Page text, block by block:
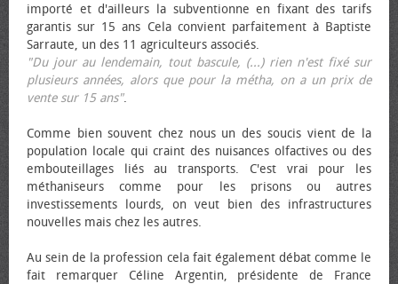
importé et d'ailleurs la subventionne en fixant des tarifs
garantis sur 15 ans Cela convient parfaitement à Baptiste
Sarraute, un des 11 agriculteurs associés.
"Du jour au lendemain, tout bascule, (...) rien n'est fixé sur
plusieurs années, alors que pour la métha, on a un prix de
vente sur 15 ans".
Comme bien souvent chez nous un des soucis vient de la
population locale qui craint des nuisances olfactives ou des
embouteillages liés au transports. C'est vrai pour les
méthaniseurs comme pour les prisons ou autres
investissements lourds, on veut bien des infrastructures
nouvelles mais chez les autres.
Au sein de la profession cela fait également débat comme le
fait remarquer Céline Argentin, présidente de France